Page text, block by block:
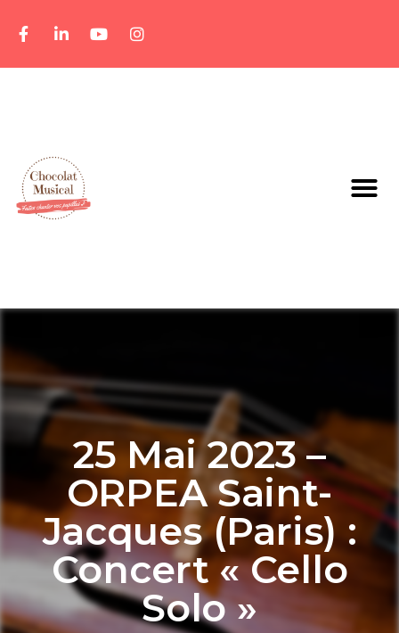
25 Mai 2023 –
ORPEA Saint-
Jacques (Paris) :
Concert « Cello
Solo »